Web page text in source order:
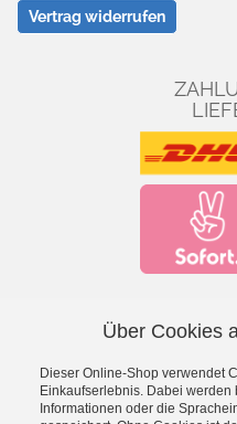
Vertrag widerrufen
Über Cookies
Dieser Online-Shop verwendet
Einkaufserlebnis. Dabei
Informationen oder die